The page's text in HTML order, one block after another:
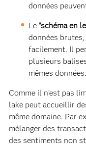
données
Le "schéma en
données
facilement. Il
plusieurs
mêmes données.
Comme il n'est pas
lake peut accueillir
même domaine. Par
mélanger des
des sentiments non